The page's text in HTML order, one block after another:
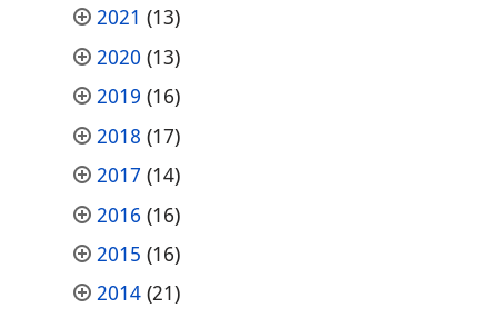
2021 (13)
2020 (13)
2019 (16)
2018 (17)
2017 (14)
2016 (16)
2015 (16)
2014(21)